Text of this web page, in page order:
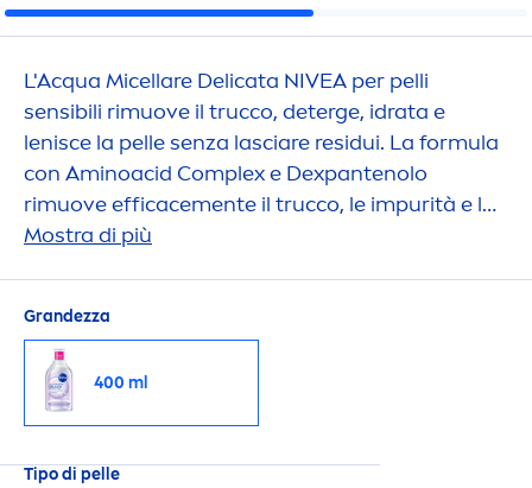
L'Acqua Micellare Delicata NIVEA per pelli
sensibili rimuove il trucco, deterge, idrata e
lenisce la pelle senza lasciare residui. La formula
con Aminoacid Complex e Dexpantenolo
rimuove efficacemente il trucco, le impurità e lo
sporco con pochi e delicati gesti, senza bisogno
Mostra di più
Grandezza
400 ml
Tipo di pelle